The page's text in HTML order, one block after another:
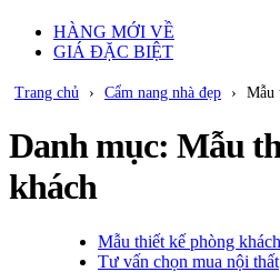
HÀNG MỚI VỀ
GIÁ ĐẶC BIỆT
Trang chủ › Cẩm nang nhà đẹp › Mẫu
Danh mục: Mẫu
khách
PostedMẫu thiết kế phòng khách
Tư vấn chọn mua nội thất